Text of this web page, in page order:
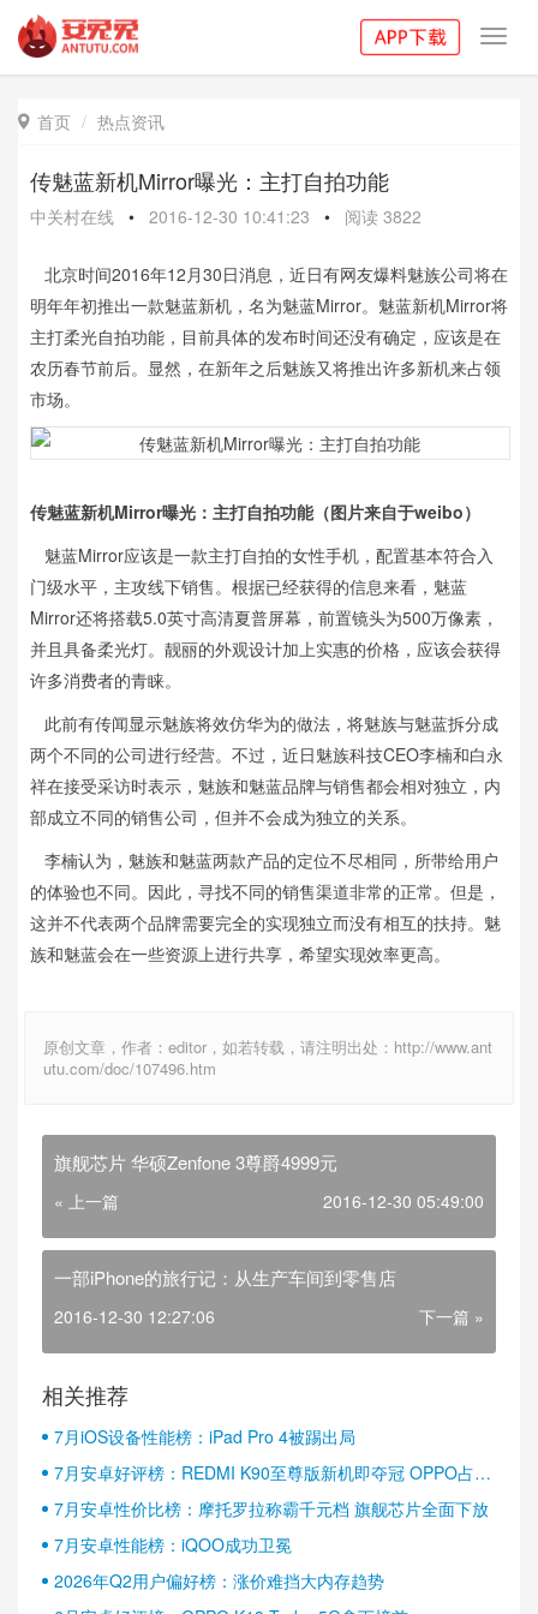
 首页 热点资讯
传魅蓝新机Mirror曝光：主打自拍功能
中关村在线 • 2016-12-30 10:41:23 • 阅读 3822
北京时间2016年12月30日消息，近日有网友爆料魅族公司将在
明年年初推出一款魅蓝新机，名为魅蓝Mirror。魅蓝新机Mirror将
主打柔光自拍功能，目前具体的发布时间还没有确定，应该是在
农历春节前后。显然，在新年之后魅族又将推出许多新机来占领
市场。
传魅蓝新机Mirror曝光：主打自拍功能（图片来自于weibo）
魅蓝Mirror应该是一款主打自拍的女性手机，配置基本符合入
门级水平，主攻线下销售。根据已经获得的信息来看，魅蓝
Mirror还将搭载5.0英寸高清夏普屏幕，前置镜头为500万像素，
并且具备柔光灯。靓丽的外观设计加上实惠的价格，应该会获得
许多消费者的青睐。
此前有传闻显示魅族将效仿华为的做法，将魅族与魅蓝拆分成
两个不同的公司进行经营。不过，近日魅族科技CEO李楠和白永
祥在接受采访时表示，魅族和魅蓝品牌与销售都会相对独立，内
部成立不同的销售公司，但并不会成为独立的关系。
李楠认为，魅族和魅蓝两款产品的定位不尽相同，所带给用户
的体验也不同。因此，寻找不同的销售渠道非常的正常。但是，
这并不代表两个品牌需要完全的实现独立而没有相互的扶持。魅
族和魅蓝会在一些资源上进行共享，希望实现效率更高。
原创文章，作者：editor，如若转载，请注明出处：http://www.ant
utu.com/doc/107496.htm
旗舰芯片 华硕Zenfone 3尊爵4999元
« 上一篇 2016-12-30 05:49:00
一部iPhone的旅行记：从生产车间到零售店
2016-12-30 12:27:06 下一篇 »
相关推荐
7月iOS设备性能榜：iPad Pro 4被踢出局
7月安卓好评榜：REDMI K90至尊版新机即夺冠 OPPO占据
半壁江山
7月安卓性价比榜：摩托罗拉称霸千元档 旗舰芯片全面下放
7月安卓性能榜：iQOO成功卫冕
2026年Q2用户偏好榜：涨价难挡大内存趋势